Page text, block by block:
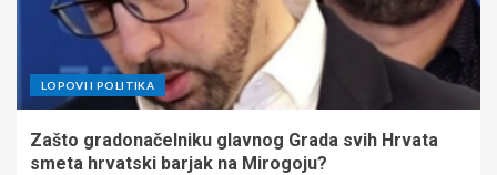
LOPOVI I POLITIKA
Zašto gradonačelniku glavnog Grada svih Hrvata
smeta hrvatski barjak na Mirogoju?